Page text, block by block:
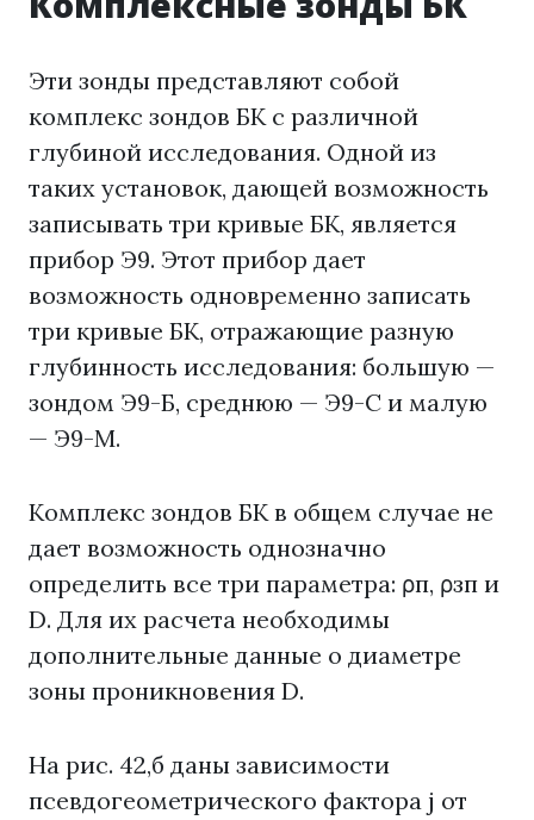
Эти зонды представляют собой
комплекс зондов БК с различной
глубиной исследования. Одной из
таких установок, дающей возможность
записывать три кривые БК, является
прибор Э9. Этот прибор дает
возможность одновременно записать
три кривые БК, отражающие разную
глубинность исследования: большую —
зондом Э9-Б, среднюю — Э9-С и малую
— Э9-М.
Комплекс зондов БК в общем случае не
дает возможность однозначно
определить все три параметра: ρп, ρзп и
D. Для их расчета необходимы
дополнительные данные о диаметре
зоны проникновения D.
На рис. 42,б даны зависимости
псевдогеометрического фактора j от